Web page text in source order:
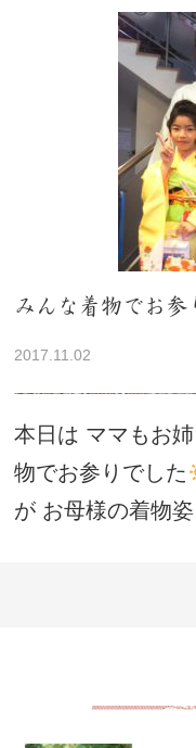
みんな着物でお参
2017.11.02
本日は ママもお
物でお参りでした
が お母様の着物姿